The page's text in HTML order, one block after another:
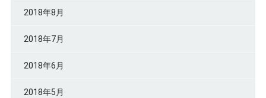
2018年8月
2018年7月
2018年6月
2018年5月